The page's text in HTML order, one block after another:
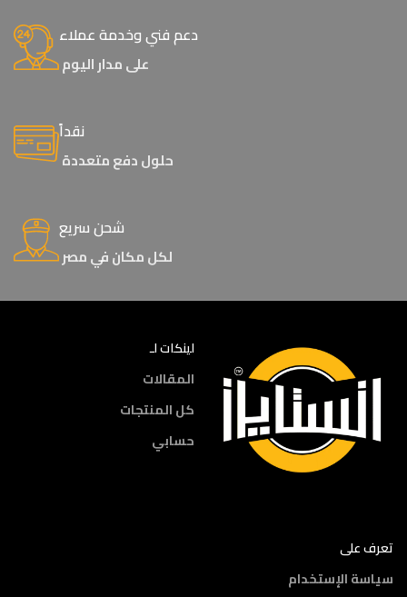
دعم فني وخدمة عملاء
على مدار اليوم
نقداً
حلول دفع متعددة
شحن سريع
لكل مكان في مصر
لينكات لـ
المقالات
كل المنتجات
حسابي
تعرف على
سياسة الإستخدام